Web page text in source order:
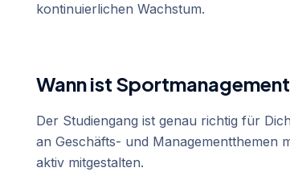
kontinuierlichen Wachstum.
Wann ist
Der Studiengang ist genau richtig für
an Geschäfts- und Managementthemen
aktiv mitgestalten.